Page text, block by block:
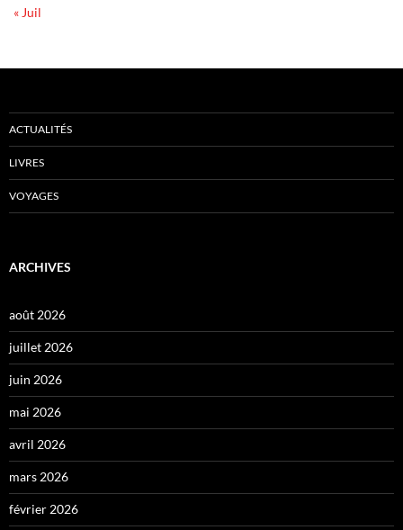
« Juil
ACTUALITÉS
LIVRES
VOYAGES
ARCHIVES
août 2026
juillet 2026
juin 2026
mai 2026
avril 2026
mars 2026
février 2026